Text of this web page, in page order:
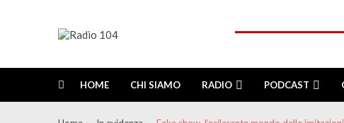
HOME CHI SIAMO RADIO PODCAST